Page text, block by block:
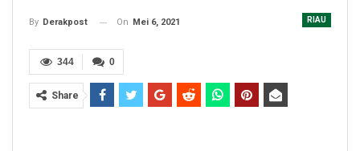
RIAU
By Derakpost On Mei 6, 2021
0
344
Share